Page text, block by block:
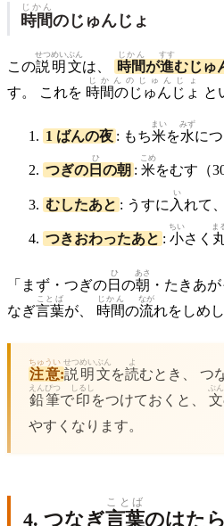
時間
じかん
のじゅんじょ
この説明
せつめい
文
ぶん
は、 時間
じかん
が進
すす
むじゅ
す。 これを 時間のじゅんじょ
じかんのじゅんじょ
と
1 ばんの夜 : もち米
まい
を水
みず
に
つぎの 日
ひ
の朝 : 米
こめ
をむす（
むしたあと : うすに 入
い
れて
つきおわったあと : 小
ちい
さく
ま
「まず・つぎの日
ひ
の朝
あさ
・たきあ
なぎ言葉
ことば
が、 時間
じかん
の流
なが
れをしめし
注意
ちゅうい
:説明
せつめい
文
ぶん
を読
よ
むとき、 つ
鉛筆
えんぴつ
で印
しるし
をつけておくと、 文
ぶん
やすくなります。
4. つなぎ言葉
ことば
のはた